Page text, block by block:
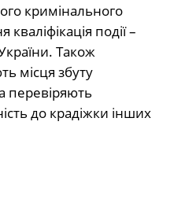
кримінального
події –
Також
місця збуту
перевіряють
до крадіжки інших